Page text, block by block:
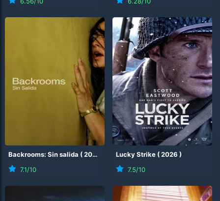
Backrooms: Sin salida (2026
7.1/10
Lucky Strike (2026 )
7.5/10